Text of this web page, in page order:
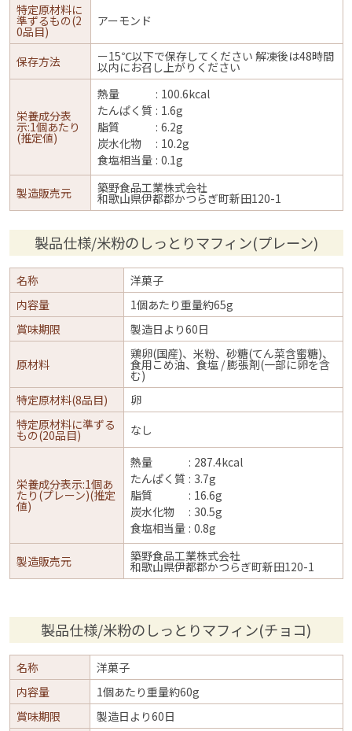
特定原材料に
準ずるもの(2
0品目)
アーモンド
保存方法 ー15℃以下で保存してください 解凍後は48時間
以内にお召し上がりください
栄養成分表
示:1個あたり
(推定値)
熱量
100.6kcal
たんぱく質
1.6g
脂質
6.2g
炭水化物
10.2g
食塩相当量 0.1g
製造販売元 築野食品工業株式会社
和歌山県伊都郡かつらぎ町新田120-1
製品仕様/米粉のしっとりマフィン(プレーン)
名称
洋菓子
内容量
1個あたり重量約65g
賞味期限
製造日より60日
原材料
鶏卵(国産)、米粉、砂糖(てん菜含蜜糖)、
食用こめ油、食塩 / 膨張剤(一部に卵を含
む)
特定原材料(8品目)
卵
特定原材料に準ずる
もの(20品目) なし
栄養成分表示:1個あ
たり(プレーン)(推定
値)
熱量
287.4kcal
たんぱく質
3.7g
脂質
16.6g
炭水化物
30.5g
食塩相当量 0.8g
製造販売元 築野食品工業株式会社
和歌山県伊都郡かつらぎ町新田120-1
製品仕様/米粉のしっとりマフィン(チョコ)
名称
洋菓子
内容量
1個あたり重量約60g
賞味期限
製造日より60日